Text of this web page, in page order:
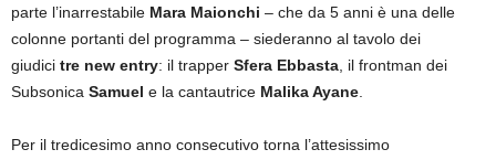
parte l’inarrestabile Mara Maionchi – che da 5 anni è una delle
colonne portanti del programma – siederanno al tavolo dei
giudici tre new entry: il trapper Sfera Ebbasta , il frontman dei
Subsonica Samuel e la cantautrice Malika Ayane
Per il tredicesimo anno consecutivo torna l’attesissimo